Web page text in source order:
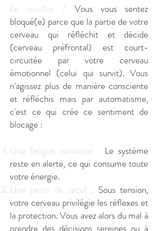
Le résultat ? Vous vous sentez
bloqué(e) parce que la partie de votre
cerveau qui réfléchit et décide
(cerveau préfrontal) est court-
circuitée par votre cerveau
émotionnel (celui qui survit). Vous
n'agissez plus de manière consciente
et réfléchis mais par automatisme,
c'est ce qui crée ce sentiment de
blocage :
Une fatigue nerveuse : Le système
reste en alerte, ce qui consume toute
votre énergie.
Une perte de recul : Sous tension,
votre cerveau privilégie les réflexes et
la protection. Vous avez alors du mal à
prendre des décisions sereines ou à